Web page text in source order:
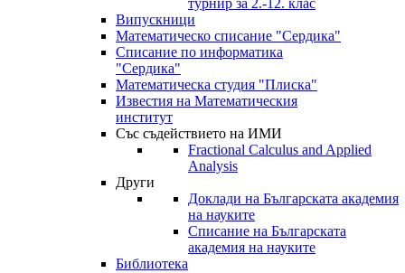
турнир за 2.-12. клас
Випускници
Математическо списание "Сердика"
Списание по информатика
"Сердика"
Математическа студия "Плиска"
Известия на Математическия
институт
Със съдействието на ИМИ
Fractional Calculus and Applied
Analysis
Други
Доклади на Българската академия
на науките
Списание на Българската
академия на науките
Библиотека